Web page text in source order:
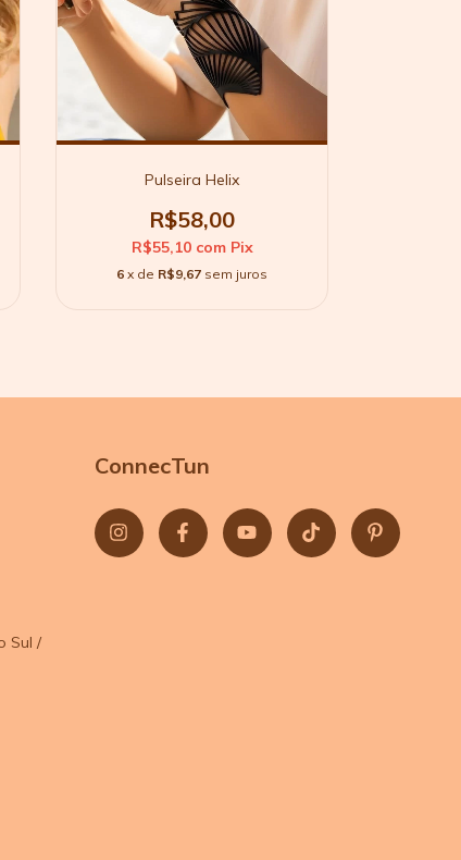
Pulseira Helix
R$58,00
R$55,10 com Pix
6 x de R$9,67 sem juros
Sul /
ConnecTun